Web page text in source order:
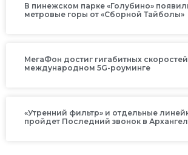
В пинежском парке «Голубино»
метровые горы от «Сборной Тайболы»
МегаФон достиг гигабитных
международном 5G-роуминге
«Утренний фильтр» и отдельные
пройдет Последний звонок в